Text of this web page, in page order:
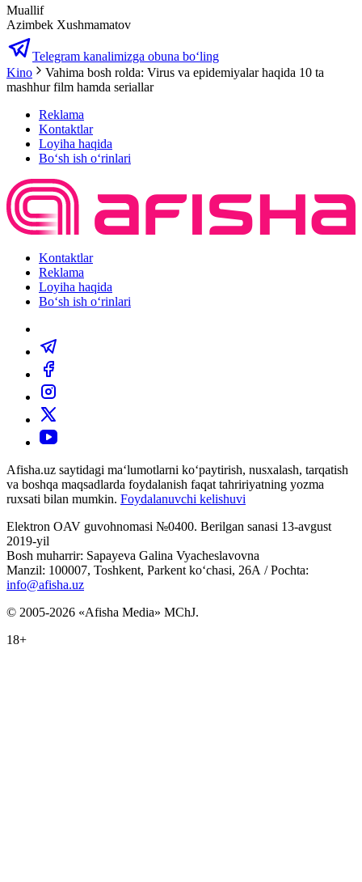
Muallif
Azimbek Xushmamatov
Telegram kanalimizga obuna bo‘ling
Kino
Vahima bosh rolda: Virus va epidemiyalar haqida 10 ta
mashhur film hamda seriallar
Reklama
Kontaktlar
Loyiha haqida
Bo‘sh ish o‘rinlari
Kontaktlar
Reklama
Loyiha haqida
Bo‘sh ish o‘rinlari
Afisha.uz saytidagi ma‘lumotlarni ko‘paytirish, nusxalash, tarqatish
va boshqa maqsadlarda foydalanish faqat tahririyatning yozma
ruxsati bilan mumkin. Foydalanuvchi kelishuvi
Elektron OAV guvohnomasi №0400. Berilgan sanasi 13-avgust
2019-yil
Bosh muharrir: Sapayeva Galina Vyacheslavovna
Manzil: 100007, Toshkent, Parkent ko‘chasi, 26А / Pochta:
info@afisha.uz
© 2005-2026 «Afisha Media» MChJ.
18+